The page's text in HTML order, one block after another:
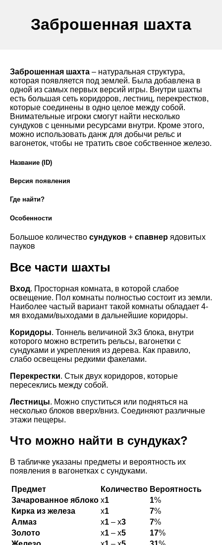
Заброшенная шахта
Заброшенная шахта – натуральная структура,
которая появляется под землей. Была добавлена в
одной из самых первых версий игры. Внутри шахты
есть большая сеть коридоров, лестниц, перекрестков,
которые соединены в одно целое между собой.
Внимательные игроки смогут найти несколько
сундуков с ценными ресурсами внутри. Кроме этого,
можно использовать данж для добычи рельс и
вагонеток, чтобы не тратить свое собственное железо.
Название (ID)
Версия появления
Где найти?
Особенности
Большое количество сундуков + спавнер ядовитых
пауков
Все части шахты
Вход. Просторная комната, в которой слабое
освещение. Пол комнаты полностью состоит из земли.
Наиболее частый вариант такой комнаты обладает 4-
мя входами/выходами в дальнейшие коридоры.
Коридоры. Тоннель величиной 3х3 блока, внутри
которого можно встретить рельсы, вагонетки с
сундуками и укрепления из дерева. Как правило,
слабо освещены редкими факелами.
Перекрестки. Стык двух коридоров, которые
пересеклись между собой.
Лестницы. Можно спуститься или подняться на
несколько блоков вверх/вниз. Соединяют различные
этажи пещеры.
Что можно найти в сундуках?
В табличке указаны предметы и вероятность их
появления в вагонетках с сундуками.
Предмет Количество Вероятность
Зачарованное яблоко х1 1%
Кирка из железа
x1 7%
Алмаз
х1 – х3 7%
Золото
х1 – х5 17%